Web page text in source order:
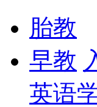
胎教
早教
英语